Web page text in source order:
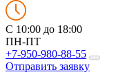
C 10:00 до 18:00
ПН-ПТ
+7-950-980-88-55
Отправить заявку